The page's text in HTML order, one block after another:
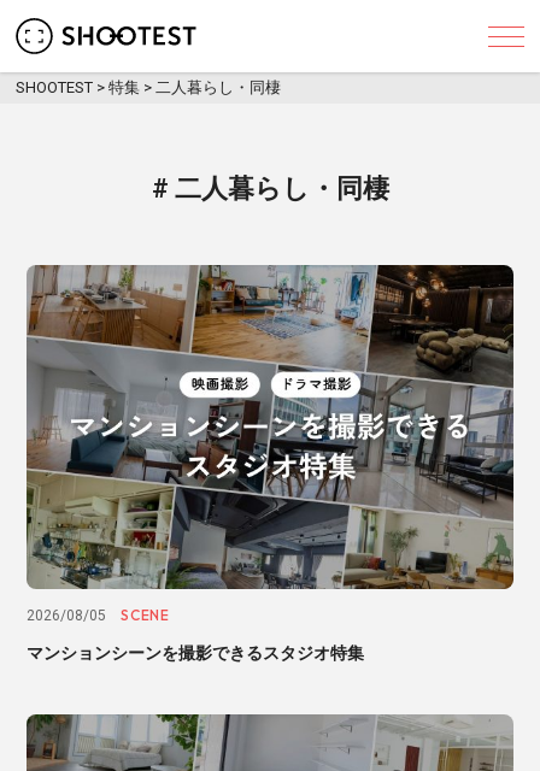
レンタル撮影スタジオ･ハウススタジオ検索の
SHOOTEST >特集 >二人暮らし・同棲
# 二人暮らし・同棲
2026/08/05 SCENE
マンションシーンを撮影できるスタジオ特集